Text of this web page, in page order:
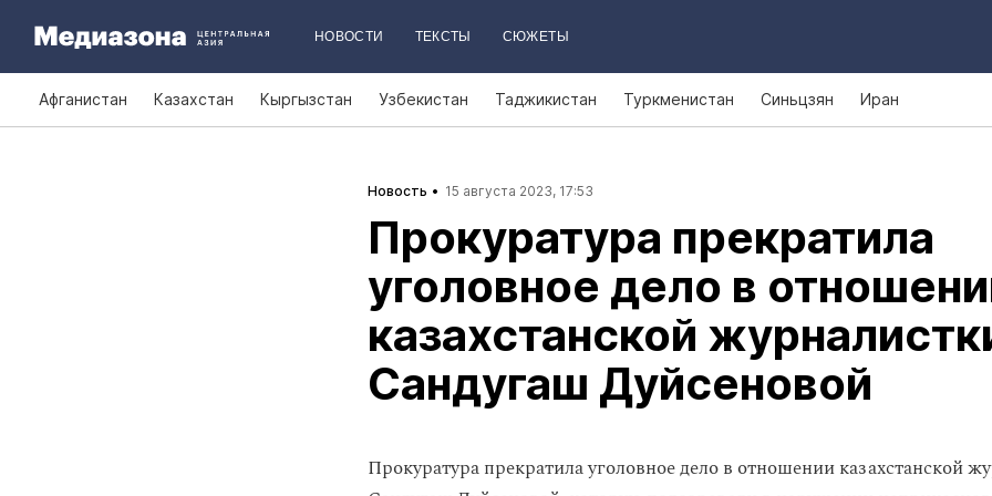
НОВОСТИ ТЕКСТЫ СЮЖЕТЫ
Афганистан Казахстан Кыргызстан Узбекистан Таджикистан Туркменистан Синьцзян Иран
Новость 15 августа 2023, 17:53
Прокуратура прекратила
уголовное дело в
казахстанской
Сандугаш Дуйсеновой
Прокуратура прекратила уголовное дело в отношении казахстанской